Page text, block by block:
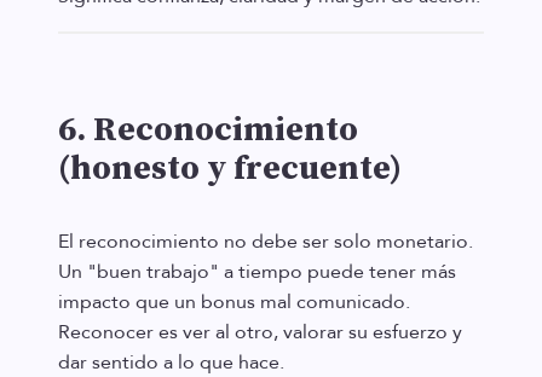
6. Reconocimiento
(honesto y frecuente)
El reconocimiento no debe ser solo monetario.
Un "buen trabajo" a tiempo puede tener más
impacto que un bonus mal comunicado.
Reconocer es ver al otro, valorar su esfuerzo y
dar sentido a lo que hace.